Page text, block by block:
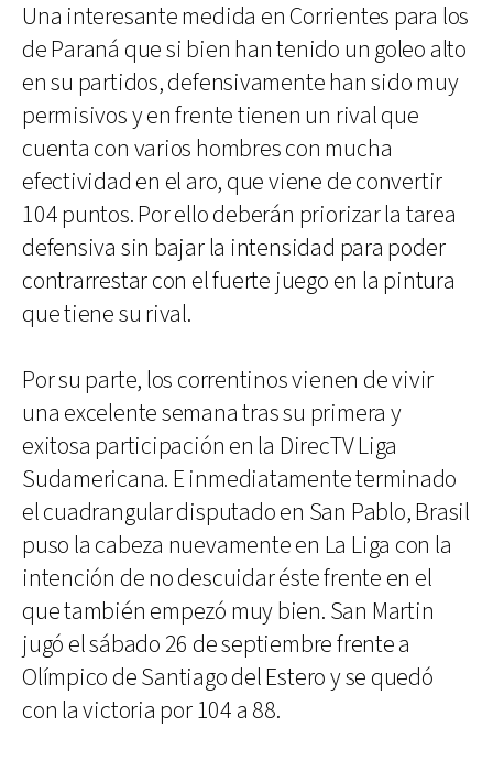
Una interesante medida en Corrientes para los
de Paraná que si bien han tenido un goleo alto
en su partidos, defensivamente han sido muy
permisivos y en frente tienen un rival que
cuenta con varios hombres con mucha
efectividad en el aro, que viene de convertir
104 puntos. Por ello deberán priorizar la tarea
defensiva sin bajar la intensidad para poder
contrarrestar con el fuerte juego en la pintura
que tiene su rival.
Por su parte, los correntinos vienen de vivir
una excelente semana tras su primera y
exitosa participación en la DirecTV Liga
Sudamericana. E inmediatamente terminado
el cuadrangular disputado en San Pablo, Brasil
puso la cabeza nuevamente en La Liga con la
intención de no descuidar éste frente en el
que también empezó muy bien. San Martin
jugó el sábado 26 de septiembre frente a
Olímpico de Santiago del Estero y se quedó
con la victoria por 104 a 88.